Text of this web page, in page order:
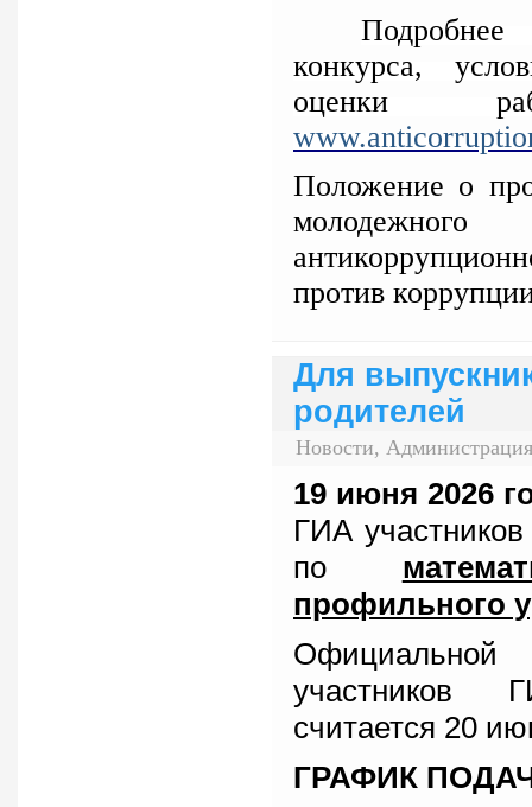
Подробнее
конкурса,
оценки
Положение о
молодежного
против
Для
родителей
Новости,
19 июня 2026
ГИА
по
профильного
Официальной
участников
считается 20
ГРАФИК